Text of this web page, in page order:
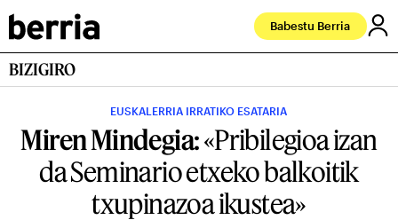
Babestu Berria
BIZIGIRO
EUSKALERRIA IRRATIKO ESATARIA
Miren Mindegia:«Pribilegioa izan
da Seminario etxeko balkoitik
txupinazoa ikustea»